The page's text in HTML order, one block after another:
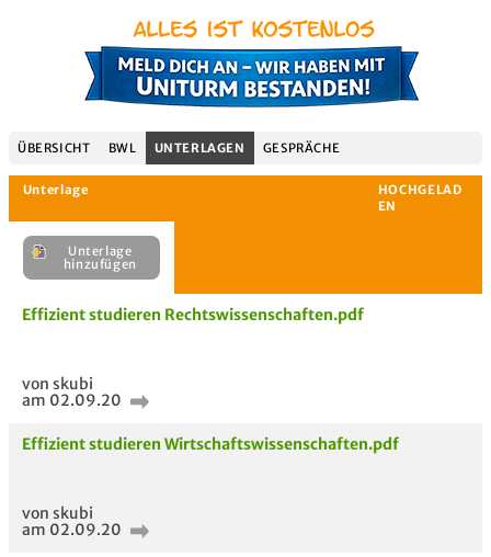
ÜBERSICHT BWL UNTERLAGEN GESPRÄCHE
Unterlage
Unterlage
hinzufügen
Effizient studieren Rechtswissenschaften.pdf
von skubi
am 02.09.20
Effizient studieren Wirtschaftswissenschaften.pdf
von skubi
am 02.09.20